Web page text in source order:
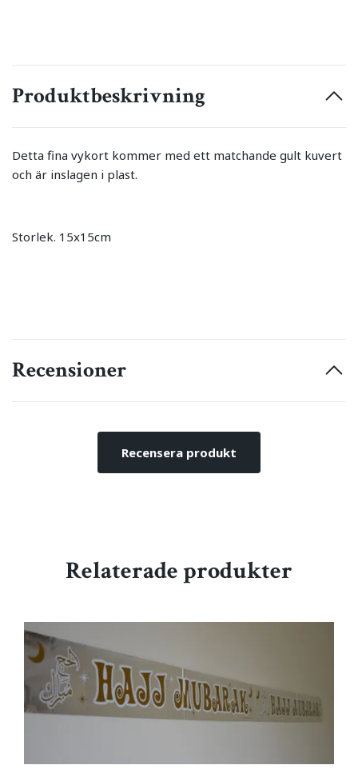
Produktbeskrivning
Detta fina vykort kommer med ett matchande gult kuvert
och är inslagen i plast.
Storlek. 15x15cm
Recensioner
Recensera produkt
Relaterade produkter